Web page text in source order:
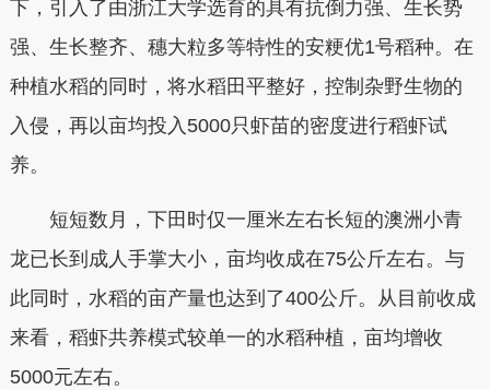
下，引入了由浙江大学选育的具有抗倒力强、生长势
强、生长整齐、穗大粒多等特性的安粳优1号稻种。在
种植水稻的同时，将水稻田平整好，控制杂野生物的
入侵，再以亩均投入5000只虾苗的密度进行稻虾试
养。
短短数月，下田时仅一厘米左右长短的澳洲小青
龙已长到成人手掌大小，亩均收成在75公斤左右。与
此同时，水稻的亩产量也达到了400公斤。从目前收成
来看，稻虾共养模式较单一的水稻种植，亩均增收
5000元左右。